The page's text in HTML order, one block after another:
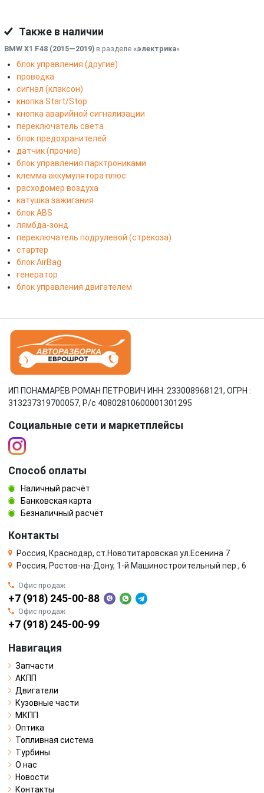
Также в наличии
BMW X1 F48 (2015—2019) в разделе «электрика»
блок управления (другие)
проводка
сигнал (клаксон)
кнопка Start/Stop
кнопка аварийной сигнализации
переключатель света
блок предохранителей
датчик (прочие)
блок управления парктрониками
клемма аккумулятора плюс
расходомер воздуха
катушка зажигания
блок ABS
лямбда-зонд
переключатель подрулевой (стрекоза)
стартер
блок AirBag
генератор
блок управления двигателем
ИП ПОНАМАРЁВ РОМАН ПЕТРОВИЧ ИНН: 233008968121, ОГРН :
313237319700057, Р/c 40802810600001301295
Социальные сети и маркетплейсы
Способ оплаты
Наличный расчёт
Банковская карта
Безналичный расчёт
Контакты
Россия, Краснодар, ст.Новотитаровская ул.Есенина 7
Россия, Ростов-на-Дону, 1-й Машиностроительный пер., 6
Офис продаж
+7 (918) 245-00-88
Офис продаж
+7 (918) 245-00-99
Навигация
Запчасти
АКПП
Двигатели
Кузовные части
МКПП
Оптика
Топливная система
Турбины
О нас
Новости
Контакты